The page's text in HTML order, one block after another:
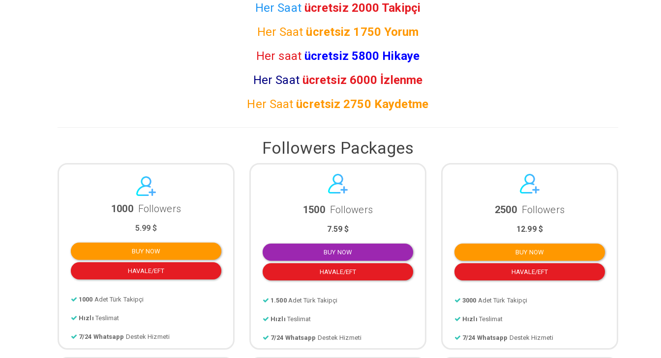
Her Saat ücretsiz 2000 Takipçi
Her Saat ücretsiz 1750 Yorum
Her saat ücretsiz 5800 Hikaye
Her Saat ücretsiz 6000 İzlenme
Her Saat ücretsiz 2750 Kaydetme
Followers Packages
1000 Followers
5.99 $
BUY NOW
HAVALE/EFT
1000 Adet Türk Takipçi
Hızlı Teslimat
7/24 Whatsapp Destek Hizmeti
1500 Followers
7.59 $
BUY NOW
HAVALE/EFT
1.500 Adet Türk Takipçi
Hızlı Teslimat
7/24 Whatsapp Destek Hizmeti
2500 Followers
12.99 $
BUY NOW
HAVALE/EFT
3000 Adet Türk Takipçi
Hızlı Teslimat
7/24 Whatsapp Destek Hizmeti